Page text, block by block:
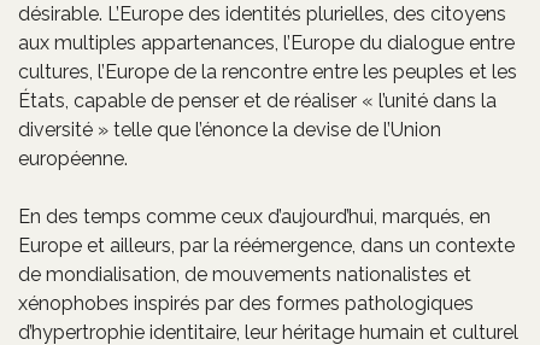
désirable. L’Europe des identités plurielles, des citoyens
aux multiples appartenances, l’Europe du dialogue entre
cultures, l’Europe de la rencontre entre les peuples et les
États, capable de penser et de réaliser « l’unité dans la
diversité » telle que l’énonce la devise de l’Union
européenne.
En des temps comme ceux d’aujourd’hui, marqués, en
Europe et ailleurs, par la réémergence, dans un contexte
de mondialisation, de mouvements nationalistes et
xénophobes inspirés par des formes pathologiques
d’hypertrophie identitaire, leur héritage humain et culturel